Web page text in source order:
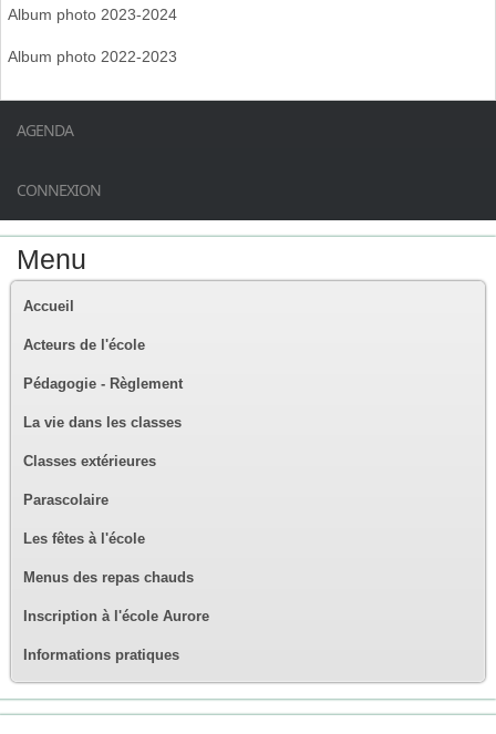
Album photo 2023-2024
Album photo 2022-2023
AGENDA
CONNEXION
Menu
Accueil
Acteurs de l'école
Pédagogie - Règlement
La vie dans les classes
Classes extérieures
Parascolaire
Les fêtes à l'école
Menus des repas chauds
Inscription à l'école Aurore
Informations pratiques